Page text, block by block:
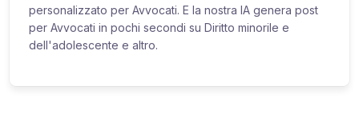
personalizzato per Avvocati. E la nostra IA genera post
per Avvocati in pochi secondi su Diritto minorile e
dell'adolescente e altro.